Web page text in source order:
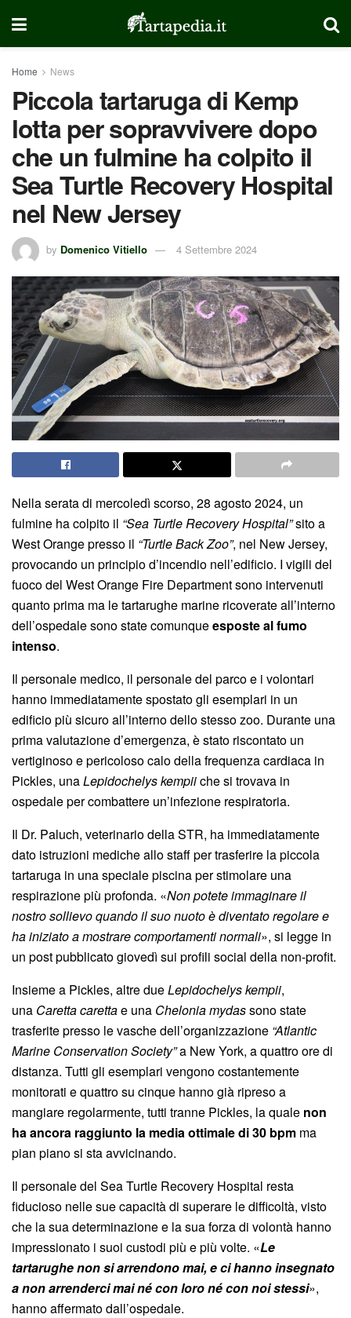
Home News
Piccola tartaruga di Kemp
lotta per sopravvivere dopo
che un fulmine ha colpito il
Sea Turtle Recovery Hospital
nel New Jersey
by Domenico Vitiello 4 Settembre 2024
Nella serata di mercoledì scorso, 28 agosto 2024, un
fulmine ha colpito il “Sea Turtle Recovery Hospital”sito a
West Orange presso il “Turtle Back Zoo”, nel New Jersey,
provocando un principio d’incendio nell’edificio. I vigili del
fuoco del West Orange Fire Department sono intervenuti
quanto prima ma le tartarughe marine ricoverate all’interno
dell’ospedale sono state comunqueesposte al fumo
intenso.
Il personale medico, il personale del parco e i volontari
hanno immediatamente spostato gli esemplari in un
edificio più sicuro all’interno dello stesso zoo. Durante una
prima valutazione d’emergenza, è stato riscontato un
vertiginoso e pericoloso calo della frequenza cardiaca in
Pickles, unaLepidochelys kempiiche si trovava in
ospedale per combattere un’infezione respiratoria.
Il Dr. Paluch, veterinario della STR, ha immediatamente
dato istruzioni mediche allo staff per trasferire la piccola
tartaruga in una speciale piscina per stimolare una
respirazione più profonda. «Non potete immaginare il
nostro sollievo quando il suo nuoto è diventato regolare e
ha iniziato a mostrare comportamenti normali», si legge in
un post pubblicato giovedì sui profili social della non-profit.
Insieme a Pickles, altre dueLepidochelys kempii,
una Caretta carettae una Chelonia mydassono state
trasferite presso le vasche dell’organizzazione “Atlantic
Marine Conservation Society”a New York, a quattro ore di
distanza. Tutti gli esemplari vengono costantemente
monitorati e quattro su cinque hanno già ripreso a
mangiare regolarmente, tutti tranne Pickles, la quale non
ha ancora raggiunto la media ottimale di 30 bpm ma
pian piano si sta avvicinando.
Il personale del Sea Turtle Recovery Hospital resta
fiducioso nelle sue capacità di superare le difficoltà, visto
che la sua determinazione e la sua forza di volontà hanno
impressionato i suoi custodi più e più volte. «Le
tartarughe non si arrendono mai, e ci hanno insegnato
a non arrenderci mai né con loro né con noi stessi»,
hanno affermato dall’ospedale.